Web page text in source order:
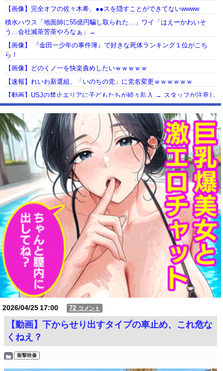
【画像】完全オフの佐々木希、●●スを隠すことができてないwwww
積水ハウス「地面師に55億円騙し取られた…」ワイ「はえーかわいそ
う…会社滅茶苦茶やろなぁ」→
【画像】 『金田一少年の事件簿』で好きな死体ランキング１位がこち
ら！
【画像】どのくノ一を快楽責めしたいｗｗｗｗｗ
【速報】れいわ新選組、「いのちの党」に党名変更ｗｗｗｗｗｗ
【動画】USJの禁止エリアに子どもたちが続々乱入 → スタッフが注意し
ても止まらない事態に
Powered by livedoor 相互RSS
2026/04/2517:00 72 コメント
【動画】下からせり出すタイプの車止め、これ危な
くねえ？
衝撃映像